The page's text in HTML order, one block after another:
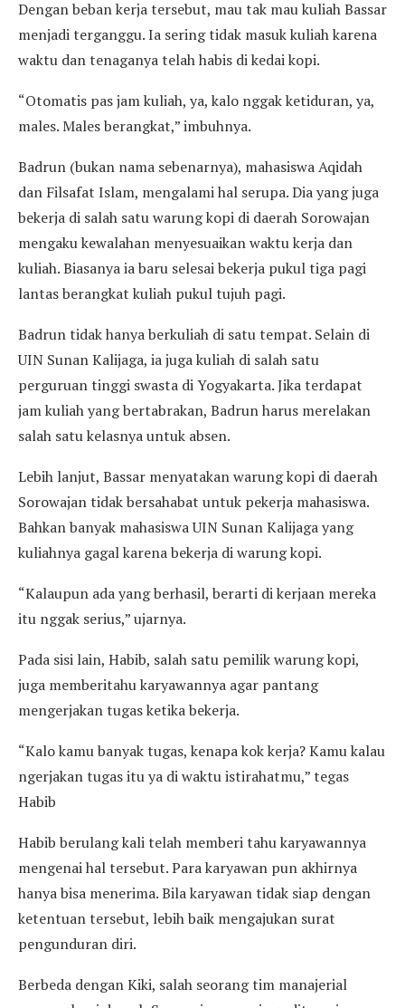
Dengan beban kerja tersebut, mau tak mau kuliah Bassar
menjadi terganggu. Ia sering tidak masuk kuliah karena
waktu dan tenaganya telah habis di kedai kopi.
“Otomatis pas jam kuliah, ya, kalo nggak ketiduran, ya,
males. Males berangkat,” imbuhnya.
Badrun (bukan nama sebenarnya), mahasiswa Aqidah
dan Filsafat Islam, mengalami hal serupa. Dia yang juga
bekerja di salah satu warung kopi di daerah Sorowajan
mengaku kewalahan menyesuaikan waktu kerja dan
kuliah. Biasanya ia baru selesai bekerja pukul tiga pagi
lantas berangkat kuliah pukul tujuh pagi.
Badrun tidak hanya berkuliah di satu tempat. Selain di
UIN Sunan Kalijaga, ia juga kuliah di salah satu
perguruan tinggi swasta di Yogyakarta. Jika terdapat
jam kuliah yang bertabrakan, Badrun harus merelakan
salah satu kelasnya untuk absen.
Lebih lanjut, Bassar menyatakan warung kopi di daerah
Sorowajan tidak bersahabat untuk pekerja mahasiswa.
Bahkan banyak mahasiswa UIN Sunan Kalijaga yang
kuliahnya gagal karena bekerja di warung kopi.
“Kalaupun ada yang berhasil, berarti di kerjaan mereka
itu nggak serius,” ujarnya.
Pada sisi lain, Habib, salah satu pemilik warung kopi,
juga memberitahu karyawannya agar pantang
mengerjakan tugas ketika bekerja.
“Kalo kamu banyak tugas, kenapa kok kerja? Kamu kalau
ngerjakan tugas itu ya di waktu istirahatmu,” tegas
Habib
Habib berulang kali telah memberi tahu karyawannya
mengenai hal tersebut. Para karyawan pun akhirnya
hanya bisa menerima. Bila karyawan tidak siap dengan
ketentuan tersebut, lebih baik mengajukan surat
pengunduran diri.
Berbeda dengan Kiki, salah seorang tim manajerial